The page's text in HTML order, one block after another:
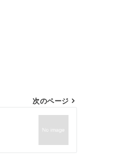
次のページ